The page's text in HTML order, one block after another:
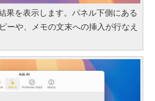
果を表示します。パネル下側にある
ーや、メモの文末への挿入が行なえ